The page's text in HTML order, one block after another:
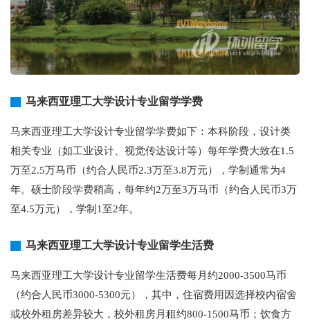
马来西亚理工大学设计专业留学学费
马来西亚理工大学设计专业留学学费如下：本科阶段，设计类
相关专业（如工业设计、视觉传达设计等）每年学费大致在1.5
万至2.5万马币（约合人民币2.3万至3.8万元），学制通常为4
年。硕士阶段学费稍高，每年约2万至3万马币（约合人民币3万
至4.5万元），学制1至2年。
马来西亚理工大学设计专业留学生活费
马来西亚理工大学设计专业留学生活费每月约2000-3500马币
（约合人民币3000-5300元），其中，住宿费用因选择校内宿舍
或校外租房差异较大，校外租房月租约800-1500马币；饮食方